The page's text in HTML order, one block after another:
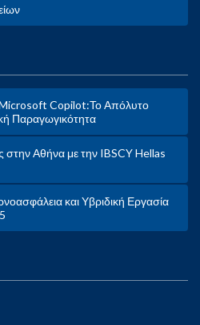
Microsoft Copilot:Το Απόλυτο
Παραγωγικότητα
Αθήνα με την IBSCY Hellas
και Υβριδική Εργασία